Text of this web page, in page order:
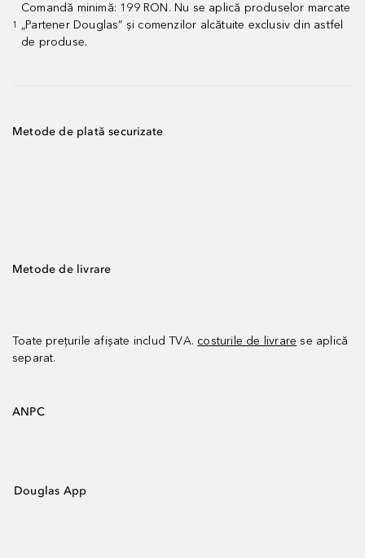
1
Comandă minimă: 199 RON. Nu se aplică produselor marcate
„Partener Douglas” și comenzilor alcătuite exclusiv din astfel
de produse.
Metode de plată securizate
Metode de livrare
Toate prețurile afișate includ TVA. costurile de livrare se aplică
separat.
ANPC
Douglas App